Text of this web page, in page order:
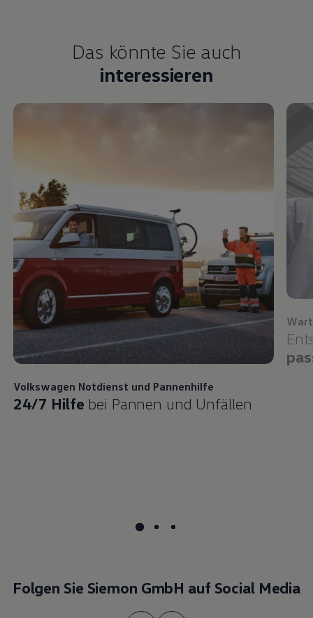
Das könnte Sie auch
interessieren
Volkswagen Notdienst und Pannenhilfe
24/7 Hilfe bei Pannen und Unfällen
Folgen Sie Siemon GmbH auf Social Media